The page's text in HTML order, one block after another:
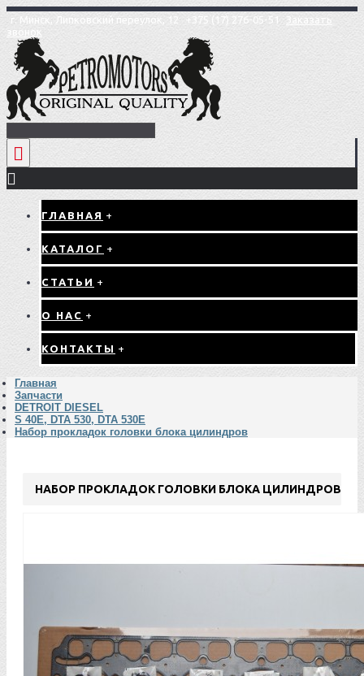
г. Минск, Липковский переулок, 12 +375 (17) 276-05-51
Заказать
звонок
ГЛАВНАЯ +
КАТАЛОГ +
СТАТЬИ +
О НАС +
КОНТАКТЫ +
Главная
Запчасти
DETROIT DIESEL
S 40E, DTA 530, DTA 530E
Набор прокладок головки блока цилиндров
НАБОР ПРОКЛАДОК ГОЛОВКИ БЛОКА ЦИЛИНДРОВ